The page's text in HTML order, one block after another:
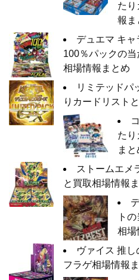
た
報ま
デュエマ キ
100％パックの
相場情報まとめ
リミテッドパ
りカードリスト
たり
まと
ストームエメ
と買取相場情報
ト
相場
ヴァイス 推
フラゲ相場情報